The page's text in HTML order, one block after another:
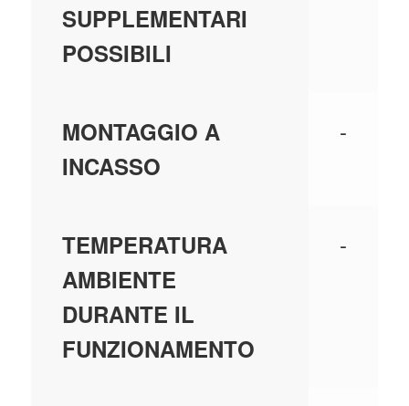
SUPPLEMENTARI
POSSIBILI
MONTAGGIO A
INCASSO
-
TEMPERATURA
AMBIENTE
DURANTE IL
FUNZIONAMENTO
-